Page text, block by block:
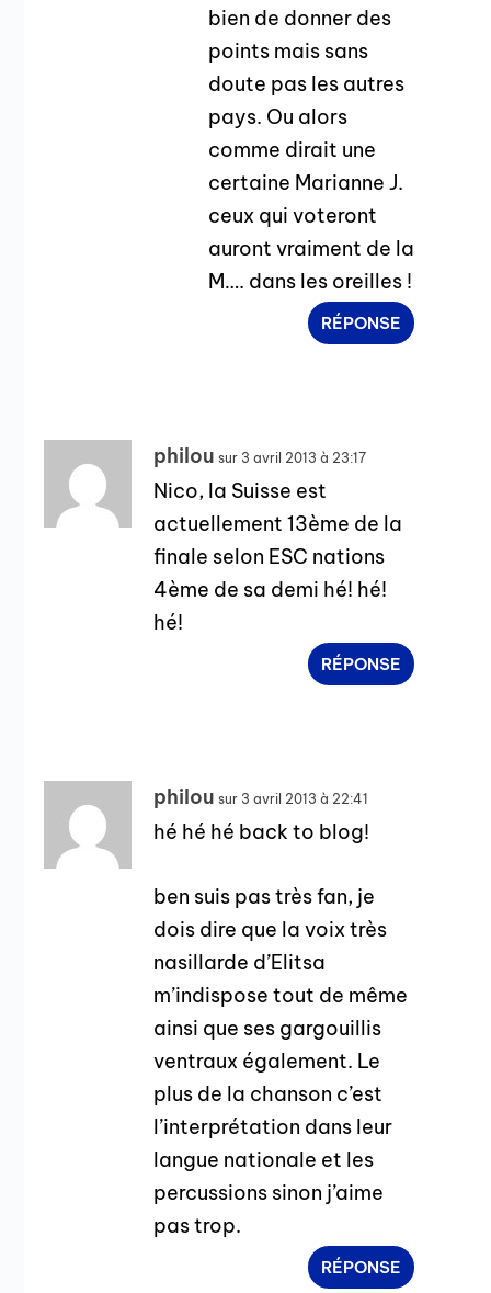
bien de donner des
points mais sans
doute pas les autres
pays. Ou alors
comme dirait une
certaine Marianne J.
ceux qui voteront
auront vraiment de la
M…. dans les oreilles !
RÉPONSE
philou sur 3 avril 2013 à 23:17
Nico, la Suisse est
actuellement 13ème de la
finale selon ESC nations
4ème de sa demi hé! hé!
hé!
RÉPONSE
philou sur 3 avril 2013 à 22:41
hé hé hé back to blog!
ben suis pas très fan, je
dois dire que la voix très
nasillarde d’Elitsa
m’indispose tout de même
ainsi que ses gargouillis
ventraux également. Le
plus de la chanson c’est
l’interprétation dans leur
langue nationale et les
percussions sinon j’aime
pas trop.
RÉPONSE